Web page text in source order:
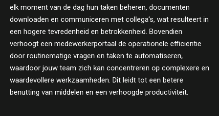
elk moment van de dag hun taken beheren, documenten
downloaden en communiceren met collega’s, wat resulteert in
een hogere tevredenheid en betrokkenheid. Bovendien
verhoogt een medewerkerportaal de operationele efficiëntie
door routinematige vragen en taken te automatiseren,
waardoor jouw team zich kan concentreren op complexere en
waardevollere werkzaamheden. Dit leidt tot een betere
benutting van middelen en een verhoogde productiviteit.